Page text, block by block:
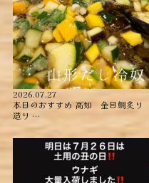
2026.07.27
本日のおすすめ ︎高知 金目鯛炙り
造り ︎…